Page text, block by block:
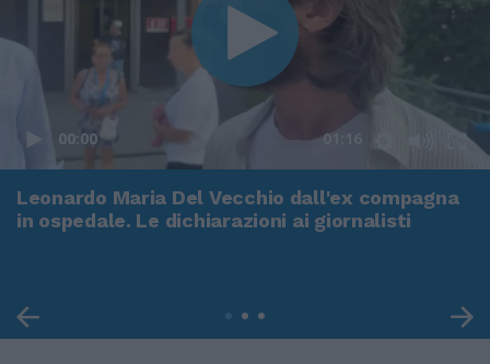
00:00 01:16
Leonardo Maria Del Vecchio dall'ex compagna
in ospedale. Le dichiarazioni ai giornalisti